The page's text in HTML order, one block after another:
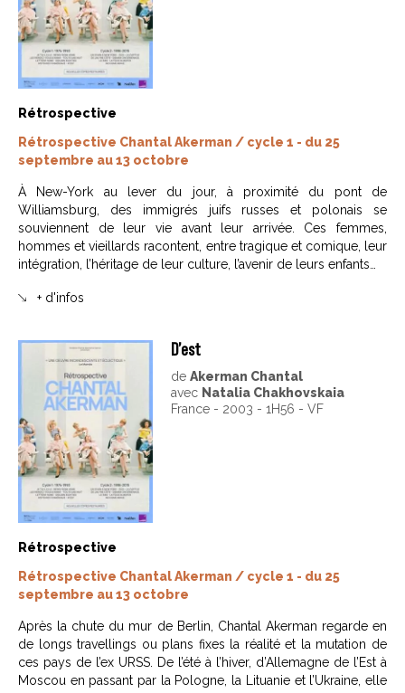
Rétrospective
Rétrospective Chantal Akerman / cycle 1 - du 25
septembre au 13 octobre
À New-York au lever du jour, à proximité du pont de
Williamsburg, des immigrés juifs russes et polonais se
souviennent de leur vie avant leur arrivée. Ces femmes,
hommes et vieillards racontent, entre tragique et comique, leur
intégration, l’héritage de leur culture, l’avenir de leurs enfants…
+ d'infos
D’est
de Akerman Chantal
avec Natalia Chakhovskaia
France - 2003 - 1H56 - VF
Rétrospective
Rétrospective Chantal Akerman / cycle 1 - du 25
septembre au 13 octobre
Après la chute du mur de Berlin, Chantal Akerman regarde en
de longs travellings ou plans fixes la réalité et la mutation de
ces pays de l’ex URSS. De l’été à l’hiver, d’Allemagne de l’Est à
Moscou en passant par la Pologne, la Lituanie et l’Ukraine, elle